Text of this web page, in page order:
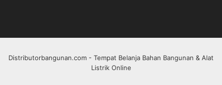
Distributorbangunan.com - Tempat Belanja Bahan Bangunan & Alat
Listrik Online